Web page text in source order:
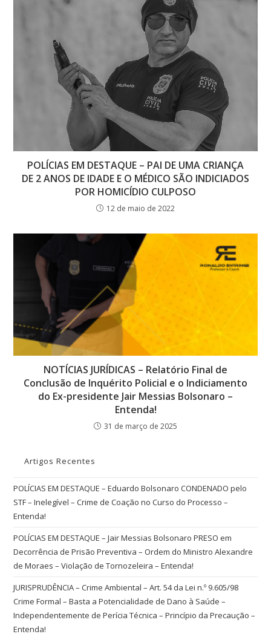
POLÍCIAS EM DESTAQUE – PAI DE UMA CRIANÇA
DE 2 ANOS DE IDADE E O MÉDICO SÃO INDICIADOS
POR HOMICÍDIO CULPOSO
12 de maio de 2022
NOTÍCIAS JURÍDICAS – Relatório Final de
Conclusão de Inquérito Policial e o Indiciamento
do Ex-presidente Jair Messias Bolsonaro –
Entenda!
31 de março de 2025
Artigos Recentes
POLÍCIAS EM DESTAQUE – Eduardo Bolsonaro CONDENADO pelo
STF – Inelegível – Crime de Coação no Curso do Processo –
Entenda!
POLÍCIAS EM DESTAQUE – Jair Messias Bolsonaro PRESO em
Decorrência de Prisão Preventiva – Ordem do Ministro Alexandre
de Moraes – Violação de Tornozeleira – Entenda!
JURISPRUDÊNCIA – Crime Ambiental – Art. 54 da Lei n.º 9.605/98
Crime Formal – Basta a Potencialidade de Dano à Saúde –
Independentemente de Perícia Técnica – Princípio da Precaução –
Entenda!